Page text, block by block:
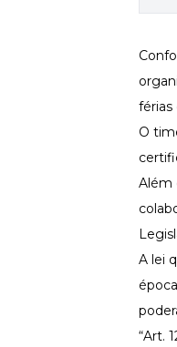
férias
O
Além
A lei
“Art.